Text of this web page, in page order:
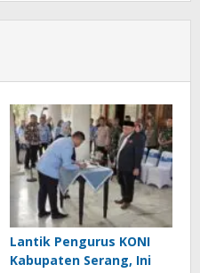
Lantik Pengurus KONI
Kabupaten Serang, Ini